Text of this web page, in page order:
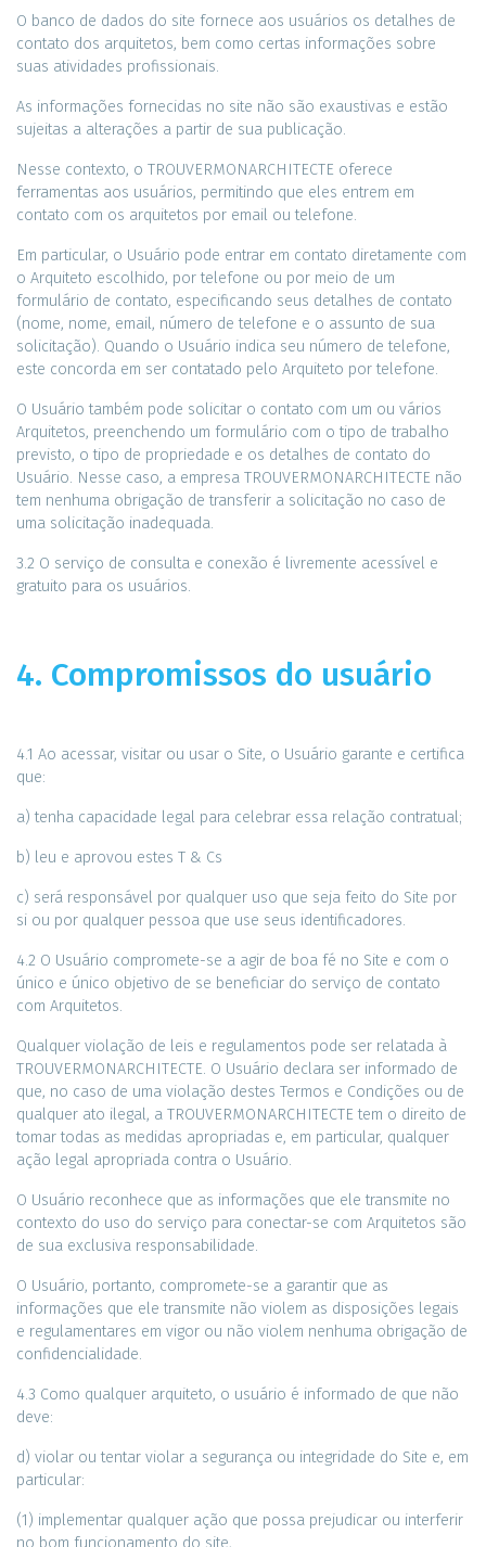
O banco de dados do site fornece aos usuários os detalhes de
contato dos arquitetos, bem como certas informações sobre
suas atividades profissionais.
As informações fornecidas no site não são exaustivas e estão
sujeitas a alterações a partir de sua publicação.
Nesse contexto, o TROUVERMONARCHITECTE oferece
ferramentas aos usuários, permitindo que eles entrem em
contato com os arquitetos por email ou telefone.
Em particular, o Usuário pode entrar em contato diretamente com
o Arquiteto escolhido, por telefone ou por meio de um
formulário de contato, especificando seus detalhes de contato
(nome, nome, email, número de telefone e o assunto de sua
solicitação). Quando o Usuário indica seu número de telefone,
este concorda em ser contatado pelo Arquiteto por telefone.
O Usuário também pode solicitar o contato com um ou vários
Arquitetos, preenchendo um formulário com o tipo de trabalho
previsto, o tipo de propriedade e os detalhes de contato do
Usuário. Nesse caso, a empresa TROUVERMONARCHITECTE não
tem nenhuma obrigação de transferir a solicitação no caso de
uma solicitação inadequada.
3.2 O serviço de consulta e conexão é livremente acessível e
gratuito para os usuários.
4. Compromissos do usuário
4.1 Ao acessar, visitar ou usar o Site, o Usuário garante e certifica
que:
a) tenha capacidade legal para celebrar essa relação contratual;
b) leu e aprovou estes T & Cs
c) será responsável por qualquer uso que seja feito do Site por
si ou por qualquer pessoa que use seus identificadores.
4.2 O Usuário compromete-se a agir de boa fé no Site e com o
único e único objetivo de se beneficiar do serviço de contato
com Arquitetos.
Qualquer violação de leis e regulamentos pode ser relatada à
TROUVERMONARCHITECTE. O Usuário declara ser informado de
que, no caso de uma violação destes Termos e Condições ou de
qualquer ato ilegal, a TROUVERMONARCHITECTE tem o direito de
tomar todas as medidas apropriadas e, em particular, qualquer
ação legal apropriada contra o Usuário.
O Usuário reconhece que as informações que ele transmite no
contexto do uso do serviço para conectar-se com Arquitetos são
de sua exclusiva responsabilidade.
O Usuário, portanto, compromete-se a garantir que as
informações que ele transmite não violem as disposições legais
e regulamentares em vigor ou não violem nenhuma obrigação de
confidencialidade.
4.3 Como qualquer arquiteto, o usuário é informado de que não
deve:
d) violar ou tentar violar a segurança ou integridade do Site e, em
particular:
(1) implementar qualquer ação que possa prejudicar ou interferir
no bom funcionamento do site,